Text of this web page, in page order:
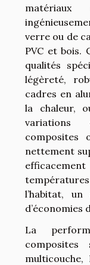
matériaux
verre ou de
PVC et bois.
qualités
légèreté,
cadres en
la chaleur,
variations
composites
nettement
l’habitat,
d’économies
La
composites